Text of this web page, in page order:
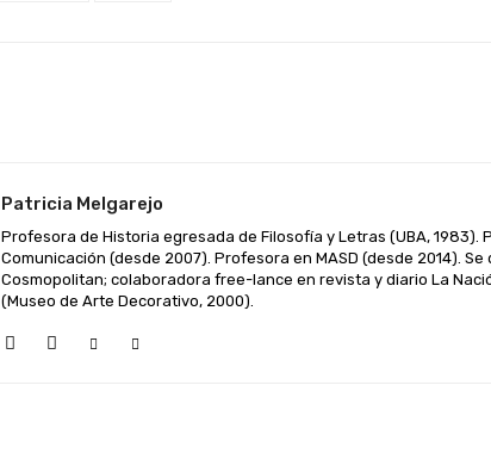
Patricia Melgarejo
Profesora de Historia egresada de Filosofía y Letras (UBA,
Comunicación (desde 2007). Profesora en MASD (desde 2014).
Cosmopolitan; colaboradora free-lance en revista y diario La
(Museo de Arte Decorativo, 2000).